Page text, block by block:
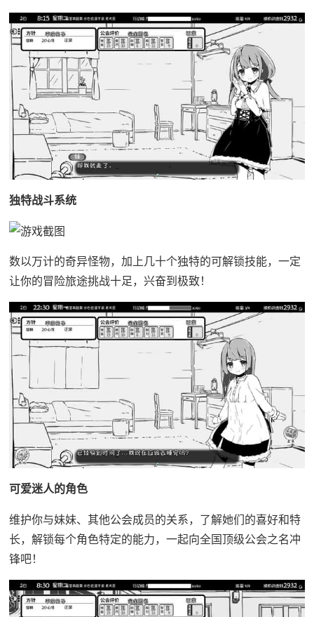
独特战斗系统
数以万计的奇异怪物，加上几十个独特的可解锁技能，一定
让你的冒险旅途挑战十足，兴奋到极致！
可爱迷人的角色
维护你与妹妹、其他公会成员的关系，了解她们的喜好和特
长，解锁每个角色特定的能力，一起向全国顶级公会之名冲
锋吧！